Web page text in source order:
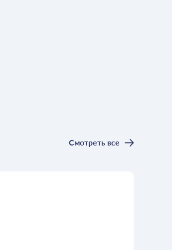
Смотреть все